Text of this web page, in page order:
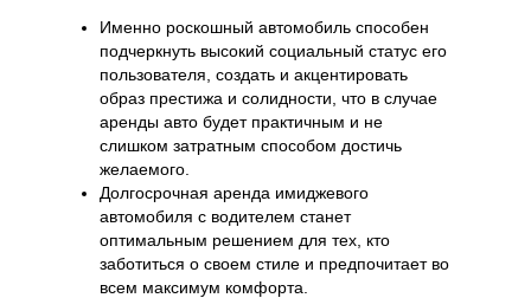
Именно роскошный автомобиль способен
подчеркнуть высокий социальный статус его
пользователя, создать и акцентировать
образ престижа и солидности, что в случае
аренды авто будет практичным и не
слишком затратным способом достичь
желаемого.
Долгосрочная аренда имиджевого
автомобиля с водителем станет
оптимальным решением для тех, кто
заботиться о своем стиле и предпочитает во
всем максимум комфорта.